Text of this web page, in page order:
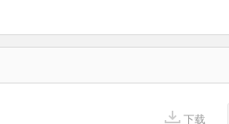
下载